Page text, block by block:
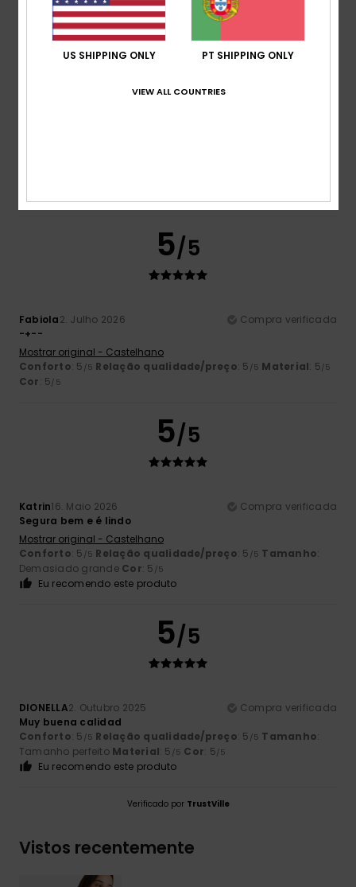
Relação qualidade/preço
5/5
Fabiola2. Julho 2026
Compra verificada
-+--
Mostrar original - Castelhano
Conforto: 5 /5 Relação qualidade/preço: 5 /5 Material: 5/5
Cor: 5/5
5/5
Katrin16. Maio 2026
Compra verificada
Segura bem e é lindo
Mostrar original - Castelhano
Conforto: 5 /5 Relação qualidade/preço: 5 /5 Tamanho:
Demasiado grande Cor: 5 /5
Eu recomendo este produto
5/5
DIONELLA2. Outubro 2025
Compra verificada
Muy buena calidad
Conforto: 5 /5 Relação qualidade/preço: 5 /5 Tamanho:
Tamanho perfeito Material: 5 /5 Cor: 5/5
Eu recomendo este produto
Verificado por TrustVille
Vistos recentemente
US SHIPPING ONLY PT SHIPPING ONLY
VIEW ALL COUNTRIES